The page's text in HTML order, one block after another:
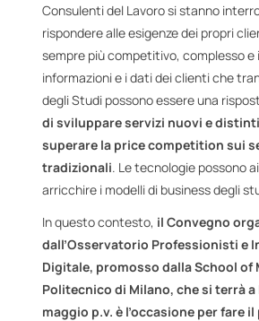
Consulenti del Lavoro si stanno
rispondere alle esigenze dei propri
sempre più competitivo, complesso
informazioni e i dati dei clienti che
degli Studi possono essere una
di sviluppare servizi nuovi e
superare la price competition sui
tradizionali. Le tecnologie possono
arricchire i modelli di business degli
In questo contesto, il Convegno
dall’Osservatorio Professionisti e
Digitale, promosso dalla School of
Politecnico di Milano, che si terrà a
maggio p.v. è l’occasione per fare